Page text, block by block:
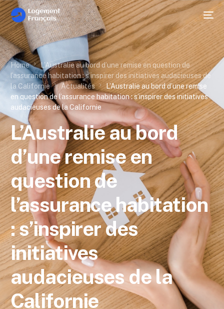
Home
L’Australie au bord d’une remise en question de
l’assurance habitation : s’inspirer des initiatives audacieuses de
la Californie
Actualités
L’Australie au bord d’une remise
en question de l’assurance habitation : s’inspirer des initiatives
audacieuses de la Californie
L’Australie au bord
d’une remise en
question de
l’assurance habitation
: s’inspirer des
initiatives
audacieuses de la
Californie